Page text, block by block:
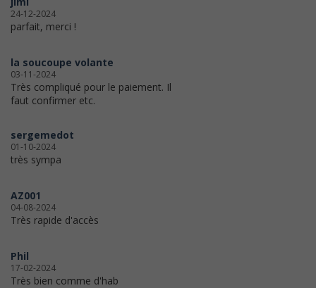
24-12-2024
parfait, merci !
la soucoupe volante
03-11-2024
Très compliqué pour le paiement. Il
faut confirmer etc.
sergemedot
01-10-2024
très sympa
AZ001
04-08-2024
Très rapide d'accès
Phil
17-02-2024
Très bien comme d'hab